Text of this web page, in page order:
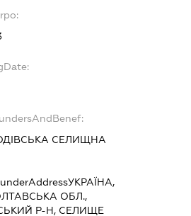
СЕЛИЩНА
УКРАЇНА,
ОБЛ.,
Р-Н, СЕЛИЩЕ